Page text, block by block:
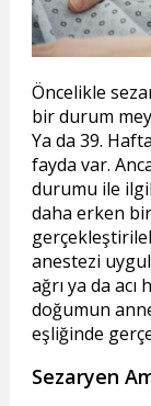
Öncelikle
bir durum
Ya da 39.
fayda var.
durumu ile
daha erken
anestezi
ağrı ya da
doğumun
eşliğinde
Sezaryen